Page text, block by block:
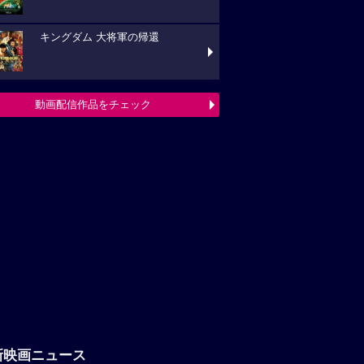
キングダム 大将軍の帰還
動画配信作品をチェック
映画ニュース